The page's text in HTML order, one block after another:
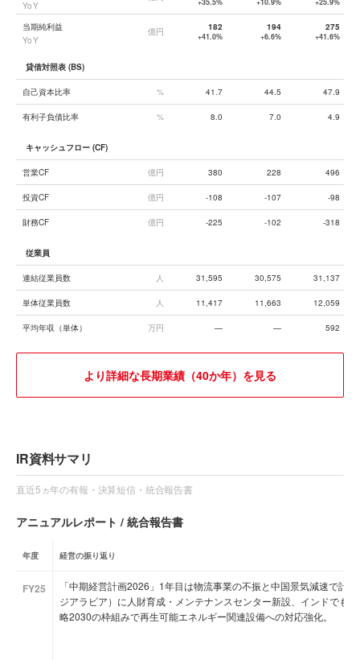
YoY
当期純利益
YoY
億円 182
+41.0%
194
+6.6%
275
+41.6%
貸借対照表 (BS)
自己資本比率 % 41.7 44.5 47.9
有利子負債比率 % 8.0 7.0 4.9
キャッシュフロー (CF)
営業CF 億円 380 228 496
投資CF 億円 -108 -107 -98
財務CF 億円 -225 -102 -318
従業員
連結従業員数 人 31,595 30,575 31,137
単体従業員数 人 11,417 11,663 12,059
平均年収（単体） 万円 — — 592
より詳細な長期業績（40か年）を見る
IR資料サマリ
直近5ヵ年の有報・決算短信・統合報告書
アニュアルレポート / 統合報告書
年度 経営の振り返り
FY25
「中期経営計画2026」1年目は物流事業の不振と中国景気減速で計
ジアラビア）に人財育成・メンテナンスセンター新設、インドでも
略2030の枠組みで再生可能エネルギー関連設備への対応強化。